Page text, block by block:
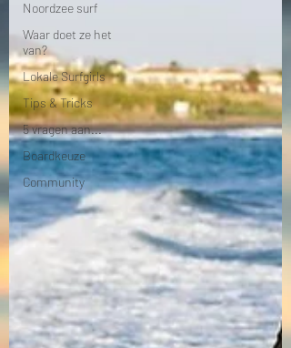
Noordzee surf
Waar doet ze het
van?
Lokale Surfgirls
Tips & Tricks
5 vragen aan...
Boardkeuze
Community